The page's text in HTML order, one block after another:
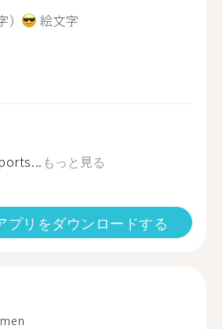
） 絵文字
もっと見る
プリをダウンロードする